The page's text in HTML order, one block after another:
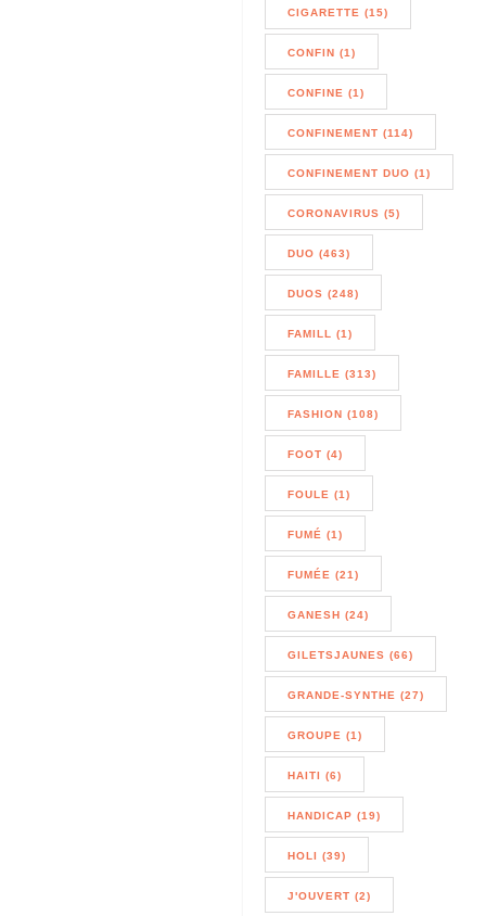
CIGARETTE (15)
CONFIN (1)
CONFINE (1)
CONFINEMENT (114)
CONFINEMENT DUO (1)
CORONAVIRUS (5)
DUO (463)
DUOS (248)
FAMILL (1)
FAMILLE (313)
FASHION (108)
FOOT (4)
FOULE (1)
FUMÉ (1)
FUMÉE (21)
GANESH (24)
GILETSJAUNES (66)
GRANDE-SYNTHE (27)
GROUPE (1)
HAITI (6)
HANDICAP (19)
HOLI (39)
J'OUVERT (2)